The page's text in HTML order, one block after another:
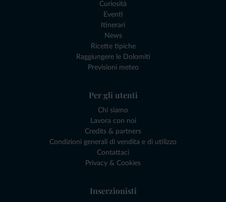
Curiosità
Eventi
Itinerari
News
Ricette tipiche
Raggiungere le Dolomiti
Previsioni meteo
Per gli utenti
Chi siamo
Lavora con noi
Credits & partners
Condizioni generali di vendita e di utilizzo
Contattaci
Privacy & Cookies
Inserzionisti